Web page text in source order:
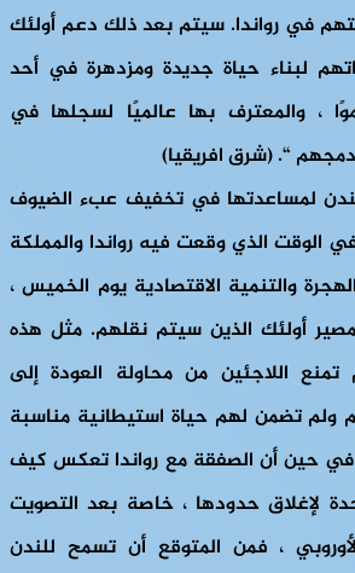
في رواندا. سيتم بعد ذلك دعم أولئك
لبناء حياة جديدة ومزدهرة في أحد
، والمعترف بها عالميًا لسجلها في
“. (شرق افريقيا)
لمساعدتها في تخفيف عبء الضيوف
الوقت الذي وقعت فيه رواندا والمملكة
والتنمية الاقتصادية يوم الخميس ،
أولئك الذين سيتم نقلهم. مثل هذه
تمنع اللاجئين من محاولة العودة إلى
ولم تضمن لهم حياة استيطانية مناسبة
في حين أن الصفقة مع رواندا تعكس كيف
لإغلاق حدودها ، خاصة بعد التصويت
، فمن المتوقع أن تسمح للندن